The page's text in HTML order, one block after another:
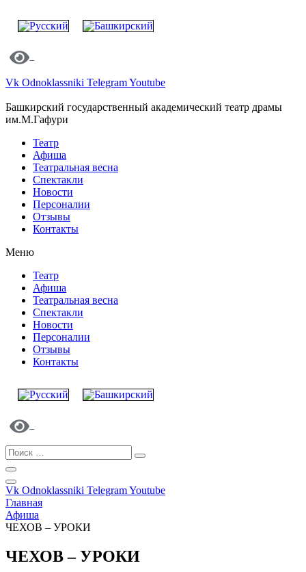
Vk Odnoklassniki TelegramYoutube
Башкирский государственный академический театр драмы
им.М.Гафури
Театр
Афиша
Театральная весна
Спектакли
Новости
Персоналии
Отзывы
Контакты
Меню
Театр
Афиша
Театральная весна
Спектакли
Новости
Персоналии
Отзывы
Контакты
Vk Odnoklassniki TelegramYoutube
Главная
Афиша
ЧЕХОВ – УРОКИ
ЧЕХОВ – УРОКИ